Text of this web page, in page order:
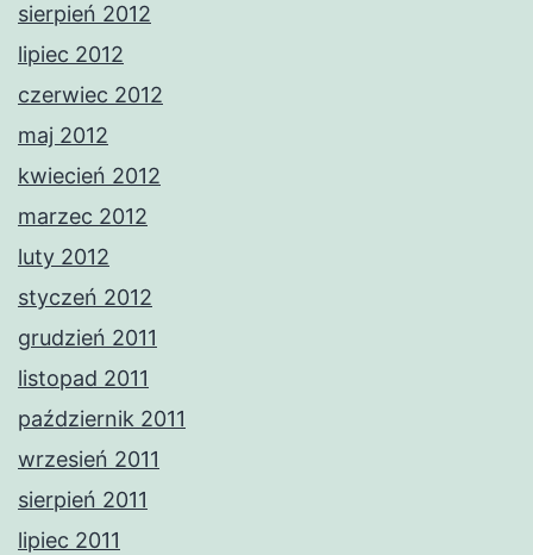
sierpień 2012
lipiec 2012
czerwiec 2012
maj 2012
kwiecień 2012
marzec 2012
luty 2012
styczeń 2012
grudzień 2011
listopad 2011
październik 2011
wrzesień 2011
sierpień 2011
lipiec 2011